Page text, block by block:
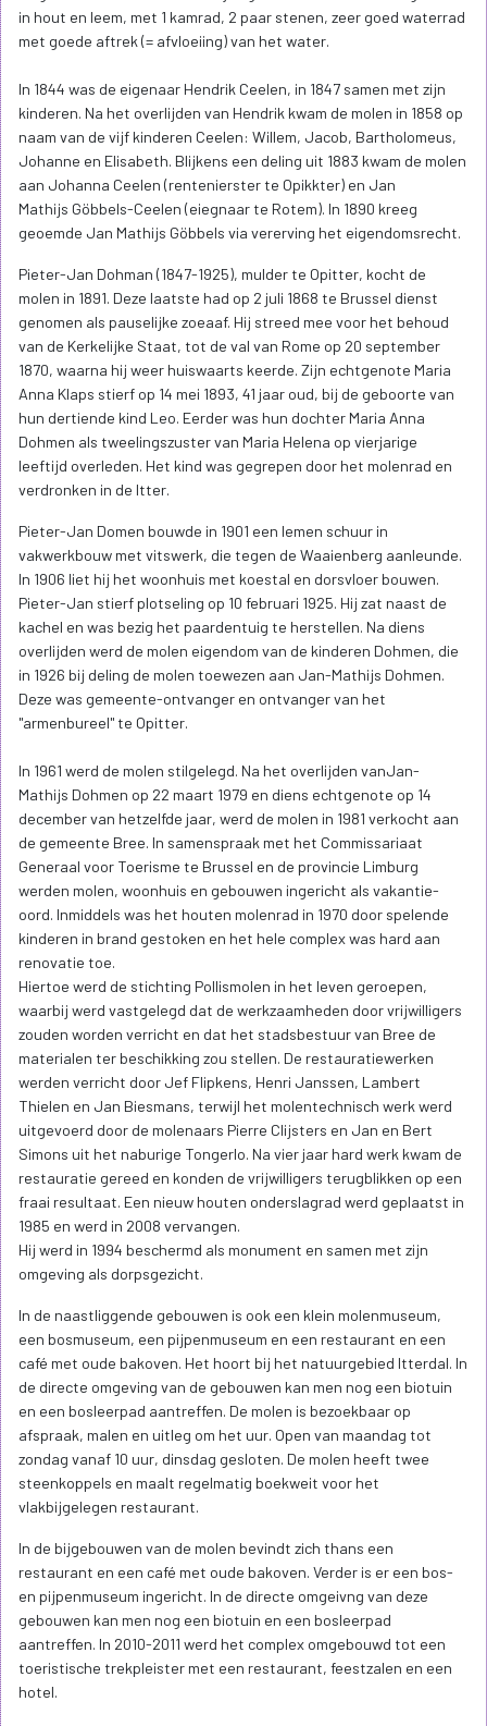
in hout en leem, met 1 kamrad, 2 paar stenen, zeer goed waterrad
met goede aftrek (= afvloeiing) van het water.
In 1844 was de eigenaar Hendrik Ceelen, in 1847 samen met zijn
kinderen. Na het overlijden van Hendrik kwam de molen in 1858 op
naam van de vijf kinderen Ceelen: Willem, Jacob, Bartholomeus,
Johanne en Elisabeth. Blijkens een deling uit 1883 kwam de molen
aan Johanna Ceelen (rentenierster te Opikkter) en Jan
Mathijs Göbbels-Ceelen (eiegnaar te Rotem). In 1890 kreeg
geoemde Jan Mathijs Göbbels via vererving het eigendomsrecht.
Pieter-Jan Dohman (1847-1925), mulder te Opitter, kocht de
molen in 1891. Deze laatste had op 2 juli 1868 te Brussel dienst
genomen als pauselijke zoeaaf. Hij streed mee voor het behoud
van de Kerkelijke Staat, tot de val van Rome op 20 september
1870, waarna hij weer huiswaarts keerde. Zijn echtgenote Maria
Anna Klaps stierf op 14 mei 1893, 41 jaar oud, bij de geboorte van
hun dertiende kind Leo. Eerder was hun dochter Maria Anna
Dohmen als tweelingszuster van Maria Helena op vierjarige
leeftijd overleden. Het kind was gegrepen door het molenrad en
verdronken in de Itter.
Pieter-Jan Domen bouwde in 1901 een lemen schuur in
vakwerkbouw met vitswerk, die tegen de Waaienberg aanleunde.
In 1906 liet hij het woonhuis met koestal en dorsvloer bouwen.
Pieter-Jan stierf plotseling op 10 februari 1925. Hij zat naast de
kachel en was bezig het paardentuig te herstellen. Na diens
overlijden werd de molen eigendom van de kinderen Dohmen, die
in 1926 bij deling de molen toewezen aan Jan-Mathijs Dohmen.
Deze was gemeente-ontvanger en ontvanger van het
"armenbureel" te Opitter.
In 1961 werd de molen stilgelegd. Na het overlijden vanJan-
Mathijs Dohmen op 22 maart 1979 en diens echtgenote op 14
december van hetzelfde jaar, werd de molen in 1981 verkocht aan
de gemeente Bree. In samenspraak met het Commissariaat
Generaal voor Toerisme te Brussel en de provincie Limburg
werden molen, woonhuis en gebouwen ingericht als vakantie-
oord. Inmiddels was het houten molenrad in 1970 door spelende
kinderen in brand gestoken en het hele complex was hard aan
renovatie toe.
Hiertoe werd de stichting Pollismolen in het leven geroepen,
waarbij werd vastgelegd dat de werkzaamheden door vrijwilligers
zouden worden verricht en dat het stadsbestuur van Bree de
materialen ter beschikking zou stellen. De restauratiewerken
werden verricht door Jef Flipkens, Henri Janssen, Lambert
Thielen en Jan Biesmans, terwijl het molentechnisch werk werd
uitgevoerd door de molenaars Pierre Clijsters en Jan en Bert
Simons uit het naburige Tongerlo. Na vier jaar hard werk kwam de
restauratie gereed en konden de vrijwilligers terugblikken op een
fraai resultaat. Een nieuw houten onderslagrad werd geplaatst in
1985 en werd in 2008 vervangen.
Hij werd in 1994 beschermd als monument en samen met zijn
omgeving als dorpsgezicht.
In de naastliggende gebouwen is ook een klein molenmuseum,
een bosmuseum, een pijpenmuseum en een restaurant en een
café met oude bakoven. Het hoort bij het natuurgebied Itterdal. In
de directe omgeving van de gebouwen kan men nog een biotuin
en een bosleerpad aantreffen. De molen is bezoekbaar op
afspraak, malen en uitleg om het uur. Open van maandag tot
zondag vanaf 10 uur, dinsdag gesloten. De molen heeft twee
steenkoppels en maalt regelmatig boekweit voor het
vlakbijgelegen restaurant.
In de bijgebouwen van de molen bevindt zich thans een
restaurant en een café met oude bakoven. Verder is er een bos-
en pijpenmuseum ingericht. In de directe omgeivng van deze
gebouwen kan men nog een biotuin en een bosleerpad
aantreffen. In 2010-2011 werd het complex omgebouwd tot een
toeristische trekpleister met een restaurant, feestzalen en een
hotel.